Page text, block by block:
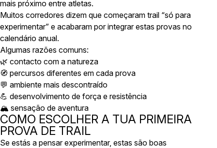
mais próximo entre atletas.
Muitos corredores dizem que começaram trail “só para
experimentar” e acabaram por integrar estas provas no
calendário anual.
Algumas razões comuns:
🌿 contacto com a natureza
🧭 percursos diferentes em cada prova
💬 ambiente mais descontraído
💪 desenvolvimento de força e resistência
🏔 sensação de aventura
COMO ESCOLHER A TUA PRIMEIRA
PROVA DE TRAIL
Se estás a pensar experimentar, estas são boas